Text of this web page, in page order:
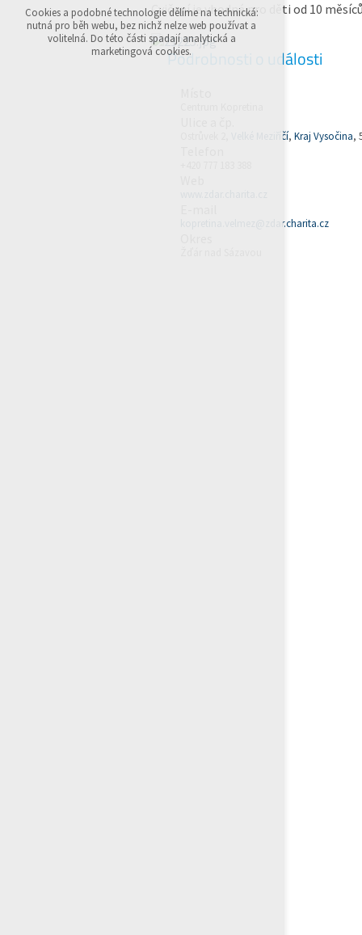
Cvičení je vhodné pro děti od 10
Podrobnosti o události
Velké Meziříčí, Kraj Vysočina,
kopretina.velmez@zdar.charita.cz
Přijmout všechny cookies
Odmítnout vše
Cookies a podobné technologie dělíme na technická:
nutná pro běh webu, bez nichž nelze web používat a
volitelná. Do této části spadají analytická a
marketingová cookies.